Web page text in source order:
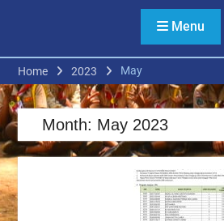
Menu
Home 2023 May
Month: May 2023